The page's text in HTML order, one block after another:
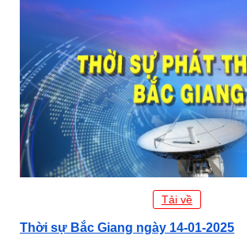
Tải về
Thời sự Bắc Giang ngày 14-01-2025